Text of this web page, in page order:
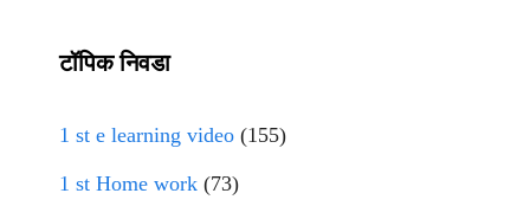
टॉपिक निवडा
1 st e learning video (155)
1 st Home work (73)